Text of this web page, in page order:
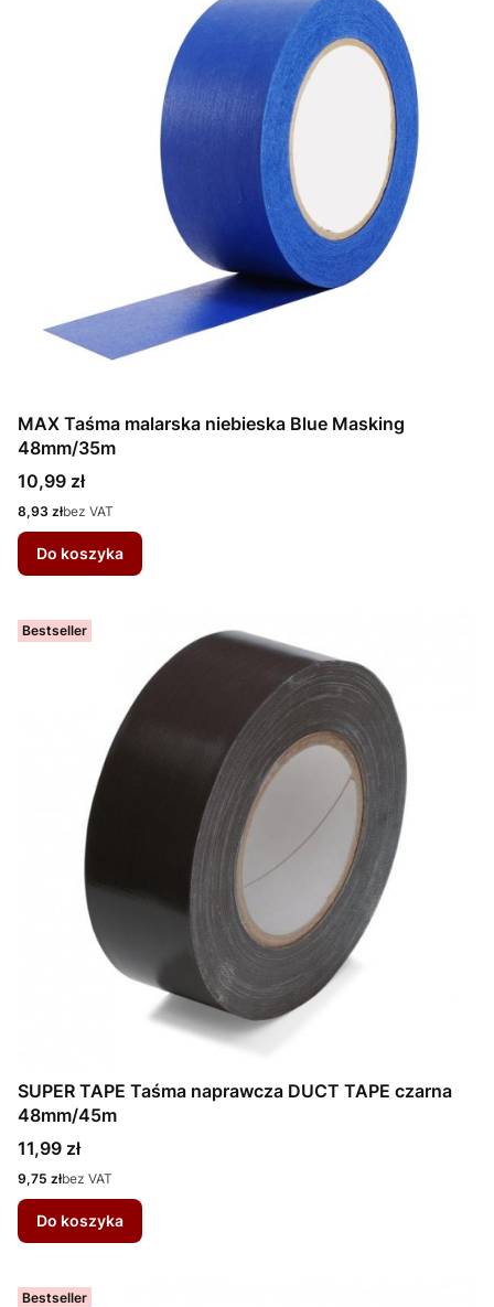
MAX Taśma malarska niebieska Blue Masking
48mm/35m
Cena
10,99 zł
Cena
8,93 złbez VAT
Do koszyka
Bestseller
SUPER TAPE Taśma naprawcza DUCT TAPE czarna
48mm/45m
Cena
11,99 zł
Cena
9,75 złbez VAT
Do koszyka
Bestseller